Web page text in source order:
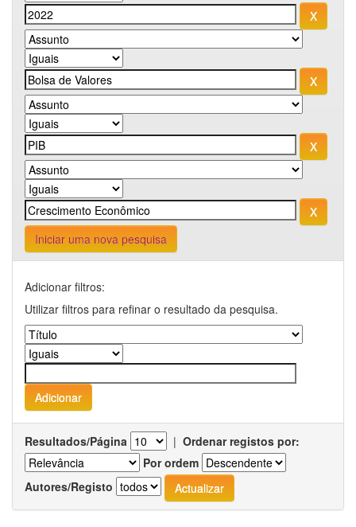
Iniciar uma nova pesquisa
Adicionar filtros:
Utilizar filtros para refinar o resultado da pesquisa.
Resultados/Página | Ordenar registos por:
Por ordem
Autores/Registo